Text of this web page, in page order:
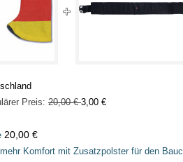
Preis: 20,00 €3,00 €
20,00 €
Komfort mit Zusatzpolster für den